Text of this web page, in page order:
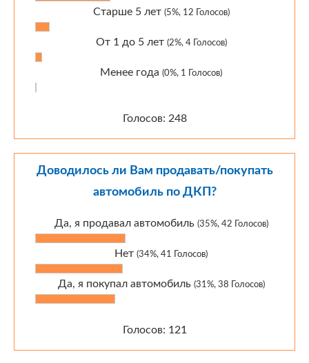
Старше 5 лет (5%, 12 Голосов)
От 1 до 5 лет (2%, 4 Голосов)
Менее года (0%, 1 Голосов)
Голосов: 248
Доводилось ли Вам продавать/покупать
автомобиль по ДКП?
Да, я продавал автомобиль (35%, 42 Голосов)
Нет (34%, 41 Голосов)
Да, я покупал автомобиль (31%, 38 Голосов)
Голосов: 121